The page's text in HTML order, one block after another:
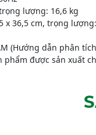
lượng: 16,6 kg
x 36,5 cm, trọng
(Hướng dẫn phân
phẩm được sản